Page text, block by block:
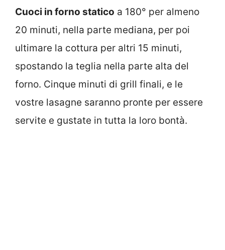
Cuoci in forno statico a 180° per almeno
20 minuti, nella parte mediana, per poi
ultimare la cottura per altri 15 minuti,
spostando la teglia nella parte alta del
forno. Cinque minuti di grill finali, e le
vostre lasagne saranno pronte per essere
servite e gustate in tutta la loro bontà.